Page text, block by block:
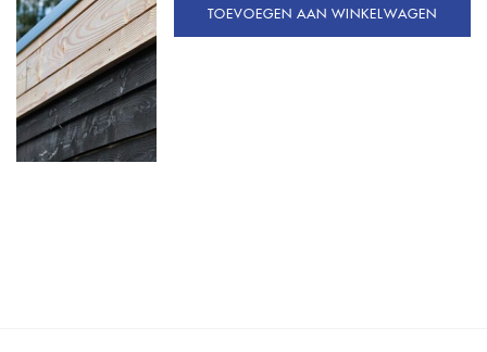
TOEVOEGEN AAN WINKELWAGEN